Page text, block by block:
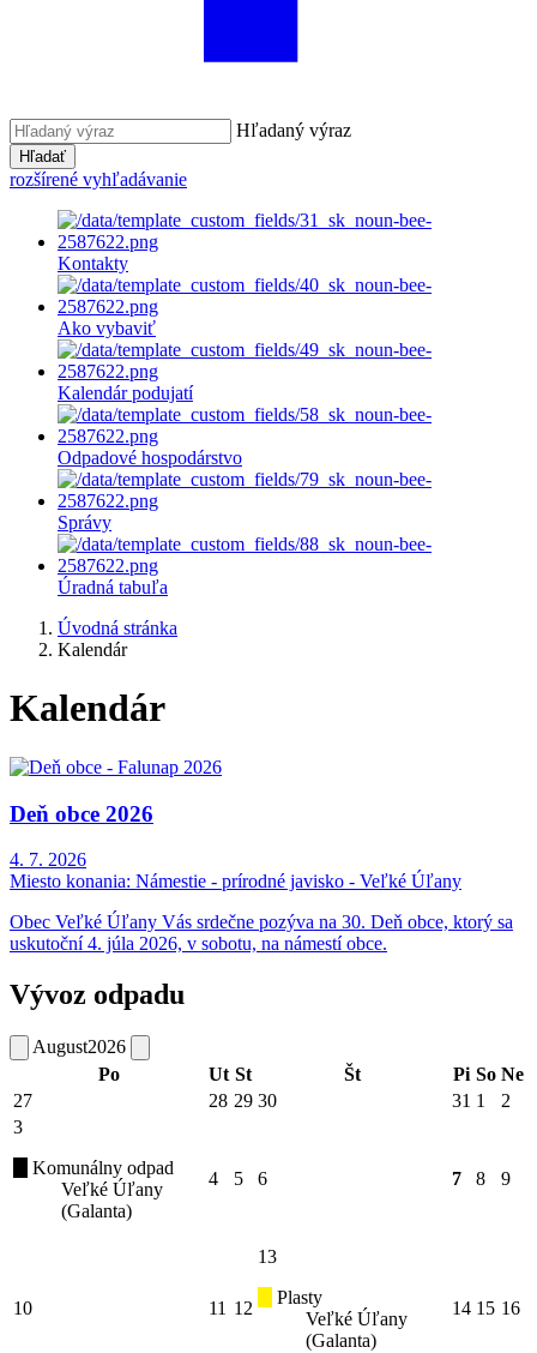
Hľadaný výraz
Hľadať
rozšírené vyhľadávanie
Kontakty
Ako vybaviť
Kalendár podujatí
Odpadové hospodárstvo
Správy
Úradná tabuľa
Úvodná stránka
Kalendár
Kalendár
Deň obce 2026
4. 7. 2026
Miesto konania: Námestie - prírodné javisko - Veľké Úľany
Obec Veľké Úľany Vás srdečne pozýva na 30. Deň obce, ktorý sa
uskutoční 4. júla 2026, v sobotu, na námestí obce.
Vývoz odpadu
August2026
Po
Ut St Št Pi So Ne
27
28 29 30 31 1
2
3
Komunálny odpad
Veľké Úľany
(Galanta)
4 5 6 7 8 9
10 11 12
13
Plasty
Veľké Úľany
(Galanta)
14 15 16